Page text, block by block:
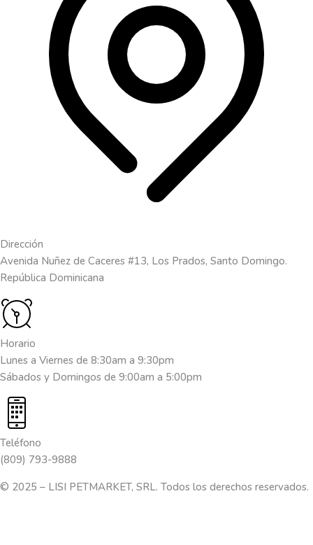
Dirección
Avenida Nuñez de Caceres #13, Los Prados, Santo Domingo.
República Dominicana
Horario
Lunes a Viernes de 8:30am a 9:30pm
Sábados y Domingos de 9:00am a 5:00pm
Teléfono
(809) 793-9888
© 2025 – LISI PETMARKET, SRL. Todos los derechos reservados.